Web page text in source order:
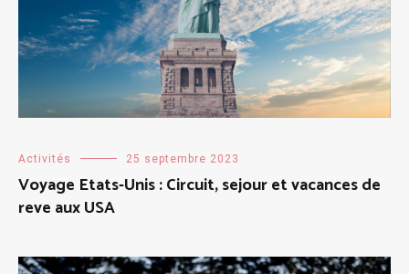
Activités 25 septembre 2023
Voyage Etats-Unis : Circuit, sejour et vacances de
reve aux USA